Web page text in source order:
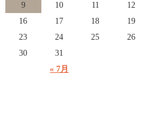
« 7月
9
10 11 12
16
17 18 19
23
24 25 26
30
31